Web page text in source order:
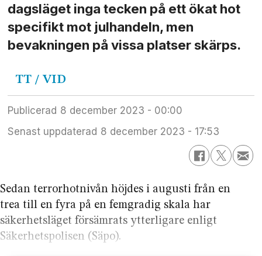
dagsläget inga tecken på ett ökat hot
specifikt mot julhandeln, men
bevakningen på vissa platser skärps.
TT / VID
Publicerad
8 december 2023 - 00:00
Senast uppdaterad
8 december 2023 - 17:53
Sedan terrorhotnivån höjdes i augusti från en
trea till en fyra på en femgradig skala har
säkerhetsläget försämrats ytterligare enligt
Säkerhetspolisen (Säpo).